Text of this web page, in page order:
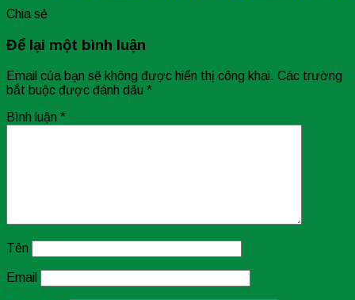
Chia sẻ
Để lại một bình luận
Email của bạn sẽ không được hiển thị công khai. Các trường
bắt buộc được đánh dấu *
Bình luận *
Tên
Email